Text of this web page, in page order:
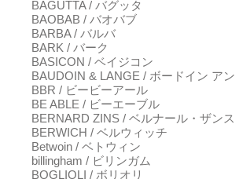
BAGUTTA / バグッタ
BAOBAB / バオバブ
BARBA / バルバ
BARK / バーク
BASICON / ベイジコン
BAUDOIN & LANGE / ボードイン アン
BBR / ビービーアール
BE ABLE / ビーエーブル
BERNARD ZINS / ベルナール・ザンス
BERWICH / ベルウィッチ
Betwoin / ベトウィン
billingham / ビリンガム
BOGLIOLI / ボリオリ